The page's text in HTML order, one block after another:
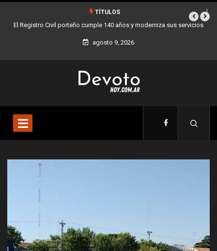
TÍTULOS
Civil porteño cumple 140 años y moderniza sus servicios Buenos Aires
agosto 9, 2026